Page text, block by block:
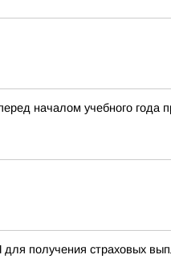
началом учебного года
получения страховых